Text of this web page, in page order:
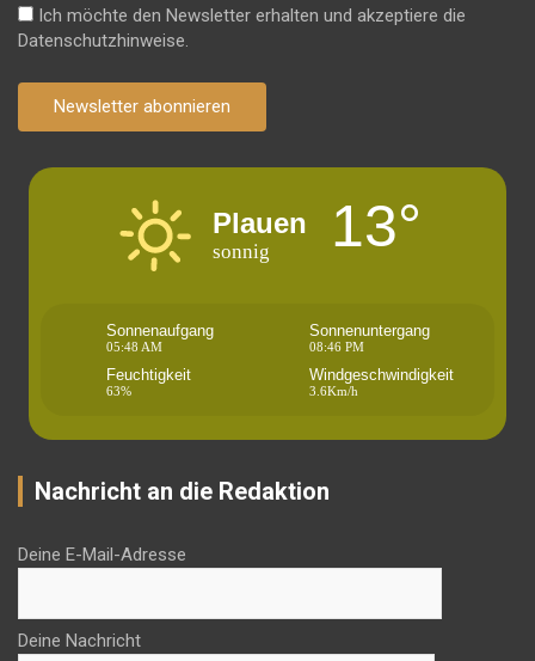
Ich möchte den Newsletter erhalten und akzeptiere die
Datenschutzhinweise.
Newsletter abonnieren
Plauen
sonnig 13°
Sonnenaufgang
05:48 AM
Sonnenuntergang
08:46 PM
Feuchtigkeit
63%
Windgeschwindigkeit
3.6Km/h
Nachricht an die Redaktion
Deine E-Mail-Adresse
Deine Nachricht